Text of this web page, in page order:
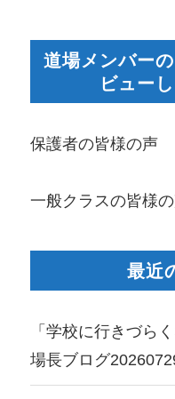
道場メンバー
ビュー
保護者の皆様の声
一般クラスの皆様
最近
「学校に行きづら
場長ブログ